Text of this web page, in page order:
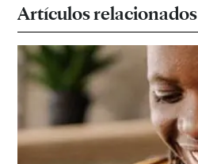
Artículos relacionados